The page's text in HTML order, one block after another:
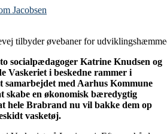
Jacobsen
tilbyder øvebaner for
socialpædagoger Katrine Knudsen og
Vaskeriet i beskedne rammer i
samarbejdet med Aarhus Kommune
skabe en økonomisk bæredygtig
hele Brabrand nu vil bakke dem op
vasketøj.